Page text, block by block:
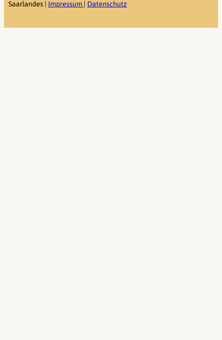
Saarlandes | Impressum Datenschutz